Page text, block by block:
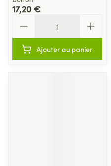
17,20 €
Ajouter au panier